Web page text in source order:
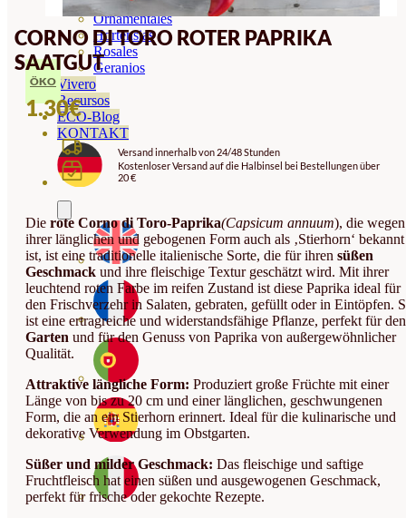
Ornamentales
Hortensias
Rosales
Geranios
Vivero
Recursos
ECO-Blog
KONTAKT
CORNO DI TORO ROTER PAPRIKA
SAATGUT
ÖKO
1.30€
Versand innerhalb von 24/48 Stunden
Kostenloser Versand auf die Halbinsel bei Bestellungen über
20 €
Die rote Corno di Toro-Paprika(Capsicum annuum), die wegen
ihrer länglichen und gebogenen Form auch als ‚Stierhorn‘ bekannt
ist, ist eine traditionelle italienische Sorte, die für ihren süßen
Geschmack und ihre fleischige Textur geschätzt wird. Mit ihrer
leuchtend roten Farbe im reifen Zustand ist diese Paprika ideal für
den Frischverzehr in Salaten, gebraten, gefüllt oder in Eintöpfen.
ist eine ertragreiche und widerstandsfähige Pflanze, perfekt für den
Garten und für den Genuss von Paprika von außergewöhnlicher
Qualität.
Attraktive längliche Form: Produziert große Früchte mit einer
Länge von bis zu 20 cm und einer länglichen, geschwungenen
Form, die an ein Stierhorn erinnert. Ideal für die kulinarische und
dekorative Verwendung im Obstgarten.
Süßer und milder Geschmack: Das fleischige und saftige
Fruchtfleisch hat einen süßen und ausgewogenen Geschmack,
perfekt für frische oder gekochte Rezepte.